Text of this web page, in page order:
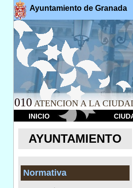
Ayuntamiento de Granada
010 ATENCION A LA
INICIO
AYUNTAMIENTO
Normativa